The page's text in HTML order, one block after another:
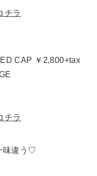
チラ
CAP ￥2,800+tax
チラ
味違う♡